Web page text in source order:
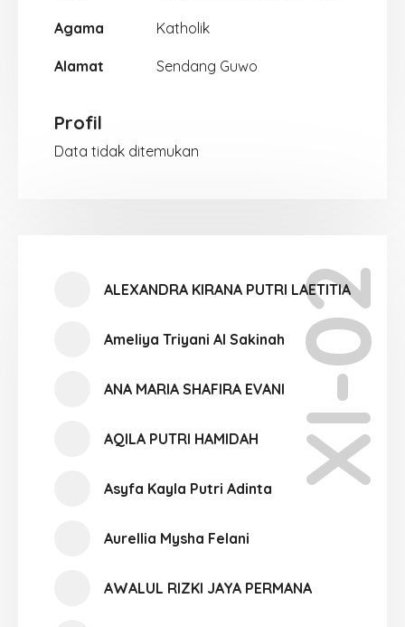
Agama Katholik
Alamat Sendang Guwo
Profil
Data tidak ditemukan
XI-02
ALEXANDRA KIRANA PUTRI LAETITIA
Ameliya Triyani Al Sakinah
ANA MARIA SHAFIRA EVANI
AQILA PUTRI HAMIDAH
Asyfa Kayla Putri Adinta
Aurellia Mysha Felani
AWALUL RIZKI JAYA PERMANA